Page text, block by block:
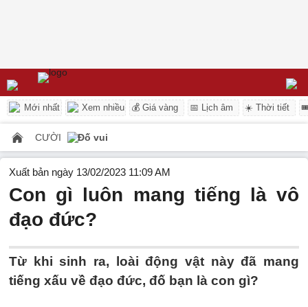
Mới nhất Xem nhiều 💰 Giá vàng 📅 Lịch âm ☀️ Thời tiết
CƯỜI Đố vui
Xuất bản ngày 13/02/2023 11:09 AM
Con gì luôn mang tiếng là vô
đạo đức?
Từ khi sinh ra, loài động vật này đã mang
tiếng xấu về đạo đức, đố bạn là con gì?